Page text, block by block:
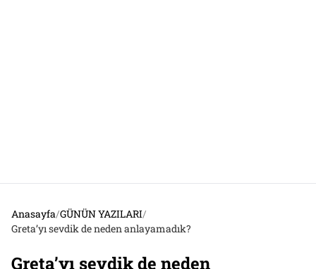
Anasayfa/GÜNÜN YAZILARI/
Greta’yı sevdik de neden anlayamadık?
Greta’yı sevdik de neden